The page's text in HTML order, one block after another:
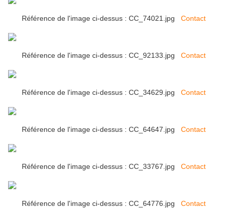
Référence de l'image ci-dessus : CC_74021.jpg Contact
Référence de l'image ci-dessus : CC_92133.jpg Contact
Référence de l'image ci-dessus : CC_34629.jpg Contact
Référence de l'image ci-dessus : CC_64647.jpg Contact
Référence de l'image ci-dessus : CC_33767.jpg Contact
Référence de l'image ci-dessus : CC_64776.jpg Contact